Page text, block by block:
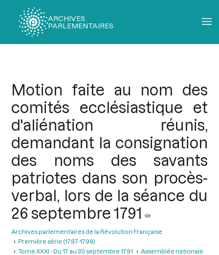
ARCHIVES
PARLEMENTAIRES
Motion faite au nom des
comités ecclésiastique et
d'aliénation réunis,
demandant la consignation
des noms des savants
patriotes dans son procès-
verbal, lors de la séance du
26 septembre 1791
Archives parlementaires de la Révolution Française
Première série (1787-1799)
Tome XXXI - Du 17 au 30 septembre 1791
Assemblée nationale